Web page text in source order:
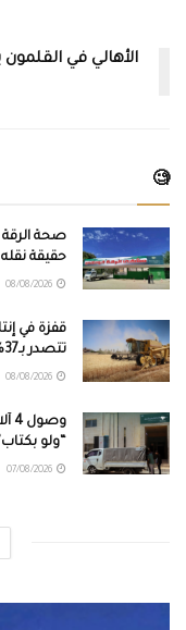
الأهالي في
🧐
صحة
حقيقة نقله
تتصدر بـ37%
“ولو